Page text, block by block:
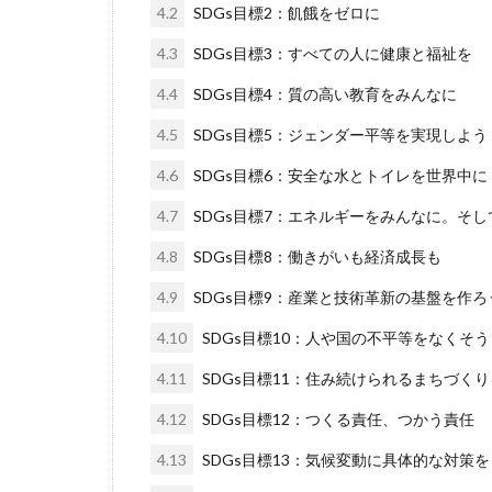
4.2 SDGs目標2：飢餓をゼロに
4.3 SDGs目標3：すべての人に健康と福祉を
4.4 SDGs目標4：質の高い教育をみんなに
4.5 SDGs目標5：ジェンダー平等を実現しよう
4.6 SDGs目標6：安全な水とトイレを世界中に
4.7 SDGs目標7：エネルギーをみんなに。そし
4.8 SDGs目標8：働きがいも経済成長も
4.9 SDGs目標9：産業と技術革新の基盤を作ろ
4.10 SDGs目標10：人や国の不平等をなくそう
4.11 SDGs目標11：住み続けられるまちづくり
4.12 SDGs目標12：つくる責任、つかう責任
4.13 SDGs目標13：気候変動に具体的な対策を